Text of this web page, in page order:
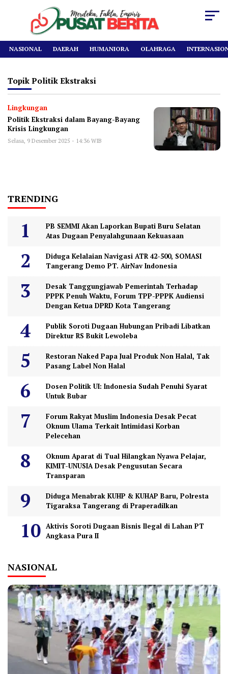
NASIONAL DAERAH HUMANIORA OLAHRAGA
Topik Politik Ekstraksi
Lingkungan
Politik Ekstraksi dalam Bayang-Bayang
Krisis Lingkungan
Selasa, 9 Desember 2025 - 14:36 WIB
TRENDING
PB SEMMI Akan Laporkan Bupati Buru Selatan
Atas Dugaan Penyalahgunaan Kekuasaan
Diduga Kelalaian Navigasi ATR 42-500, SOMASI
Tangerang Demo PT. AirNav Indonesia
Desak Tanggungjawab Pemerintah Terhadap
PPPK Penuh Waktu, Forum TPP-PPPK Audiensi
Dengan Ketua DPRD Kota Tangerang
Publik Soroti Dugaan Hubungan Pribadi Libatkan
Direktur RS Bukit Lewoleba
Restoran Naked Papa Jual Produk Non Halal, Tak
Pasang Label Non Halal
Dosen Politik UI: Indonesia Sudah Penuhi Syarat
Untuk Bubar
Forum Rakyat Muslim Indonesia Desak Pecat
Oknum Ulama Terkait Intimidasi Korban
Pelecehan
Oknum Aparat di Tual Hilangkan Nyawa Pelajar,
KIMIT-UNUSIA Desak Pengusutan Secara
Transparan
Diduga Menabrak KUHP & KUHAP Baru, Polresta
Tigaraksa Tangerang di Praperadilkan
Aktivis Soroti Dugaan Bisnis Ilegal di Lahan PT
Angkasa Pura II
NASIONAL